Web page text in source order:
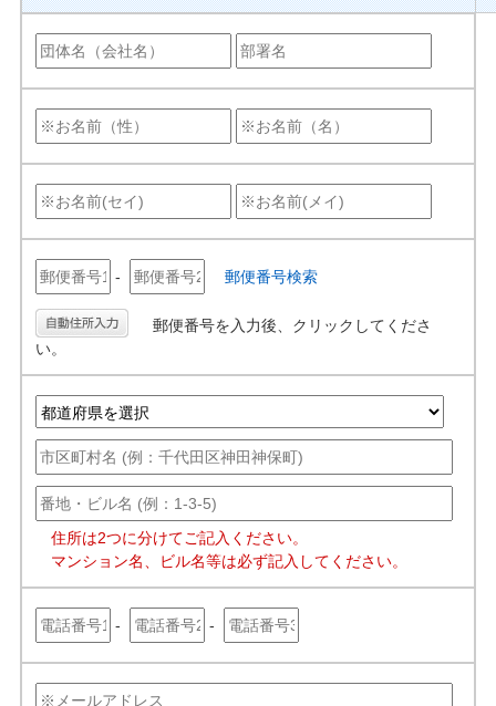
- 郵便番号検索
郵便番号を入力後、クリックしてくださ
い。
住所は2つに分けてご記入ください。
マンション名、ビル名等は必ず記入してください。
- -